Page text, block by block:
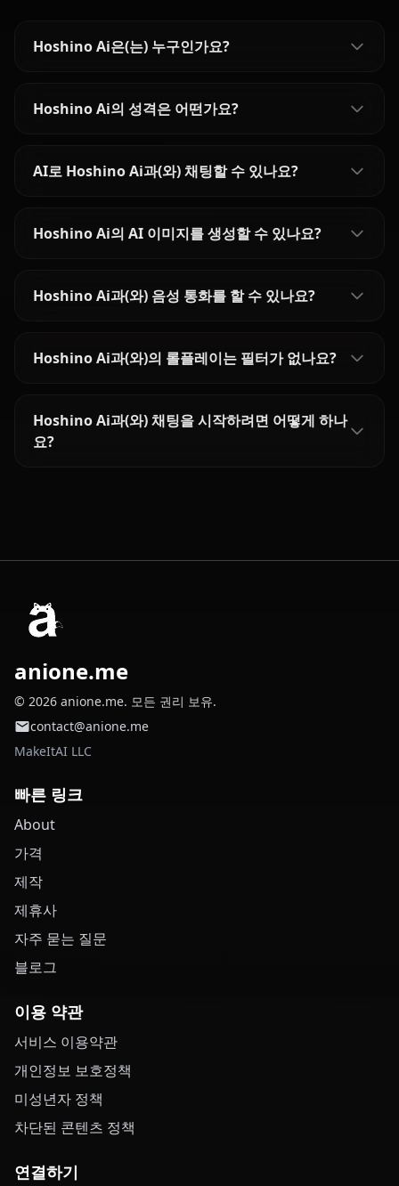
Hoshino Ai은(는) 누구인가요?
Hoshino Ai의 성격은 어떤가요?
AI로 Hoshino Ai과(와) 채팅할 수 있나요?
Hoshino Ai의 AI 이미지를 생성할 수 있나요?
Hoshino Ai과(와) 음성 통화를 할 수 있나요?
Hoshino Ai과(와)의 롤플레이는 필터가 없나요?
Hoshino Ai과(와) 채팅을 시작하려면 어떻게 하나
요?
anione.me
© 2026 anione.me. 모든 권리 보유.
contact@anione.me
MakeItAI LLC
빠른 링크
About
가격
제작
제휴사
자주 묻는 질문
블로그
이용 약관
서비스 이용약관
개인정보 보호정책
미성년자 정책
차단된 콘텐츠 정책
연결하기